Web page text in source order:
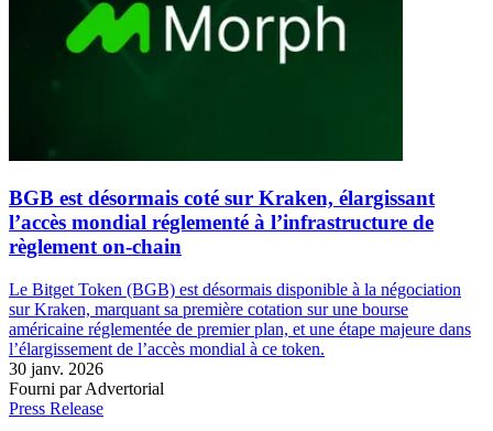
BGB est désormais coté sur Kraken, élargissant
l’accès mondial réglementé à l’infrastructure de
règlement on-chain
Le Bitget Token (BGB) est désormais disponible à la négociation
sur Kraken, marquant sa première cotation sur une bourse
américaine réglementée de premier plan, et une étape majeure dans
l’élargissement de l’accès mondial à ce token.
30 janv. 2026
Fourni par Advertorial
Press Release